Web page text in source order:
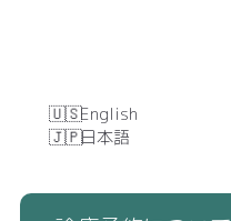
English
日本語